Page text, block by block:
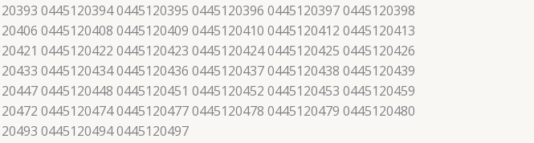
0445120394 0445120395 0445120396 0445120397 0445120398
0445120408 0445120409 0445120410 0445120412 0445120413
0445120422 0445120423 0445120424 0445120425 0445120426
0445120434 0445120436 0445120437 0445120438 0445120439
0445120448 0445120451 0445120452 0445120453 0445120459
0445120474 0445120477 0445120478 0445120479 0445120480
0445120494 0445120497